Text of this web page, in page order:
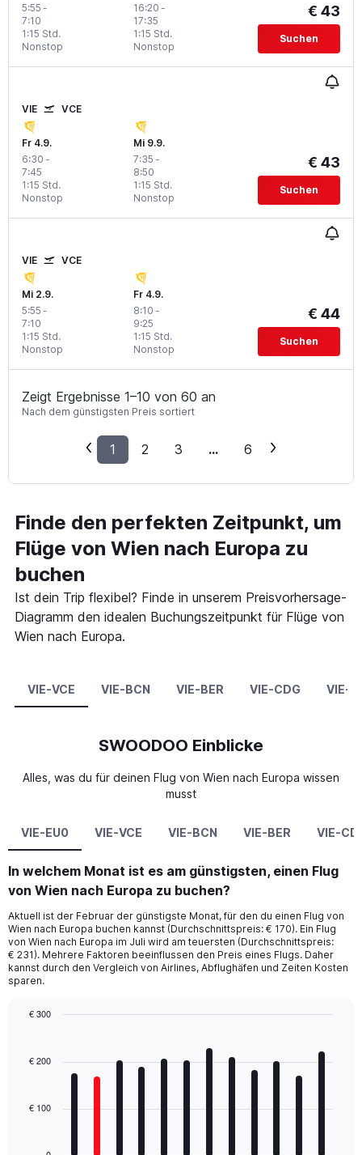
5:55 -
7:10
Nonstop
1:15 Std.
16:20 -
17:35
Nonstop
1:15 Std.
€ 43
Suchen
VIE VCE
Fr 4.9.
6:30 -
7:45
Nonstop
1:15 Std.
Mi 9.9.
7:35 -
8:50
Nonstop
1:15 Std.
€ 43
Suchen
VIE VCE
Mi 2.9.
5:55 -
7:10
Nonstop
1:15 Std.
Fr 4.9.
8:10 -
9:25
Nonstop
1:15 Std.
€ 44
Suchen
Zeigt Ergebnisse 1–10 von 60 an
Nach dem günstigsten Preis sortiert
1 2 3 ... 6
Finde den perfekten Zeitpunkt, um
Flüge von Wien nach Europa zu
buchen
Ist dein Trip flexibel? Finde in unserem Preisvorhersage-
Diagramm den idealen Buchungszeitpunkt für Flüge von
Wien nach Europa.
VIE-VCE VIE-BCN VIE-BER VIE-CDG VIE-
SWOODOO Einblicke
Alles, was du für deinen Flug von Wien nach Europa wissen
musst
VIE-EU0 VIE-VCE VIE-BCN VIE-BER VIE-
In welchem Monat ist es am günstigsten, einen Flug
von Wien nach Europa zu buchen?
Aktuell ist der Februar der günstigste Monat, für den du einen Flug von
Wien nach Europa buchen kannst (Durchschnittspreis: € 170). Ein Flug
von Wien nach Europa im Juli wird am teuersten (Durchschnittspreis:
€ 231). Mehrere Faktoren beeinflussen den Preis eines Flugs. Daher
kannst durch den Vergleich von Airlines, Abflughäfen und Zeiten Kosten
sparen.
with
The
€ 100
€ 200
€ 300